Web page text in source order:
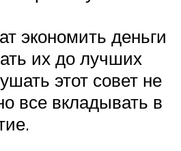
экономить деньги
их до лучших
этот совет не
все вкладывать в